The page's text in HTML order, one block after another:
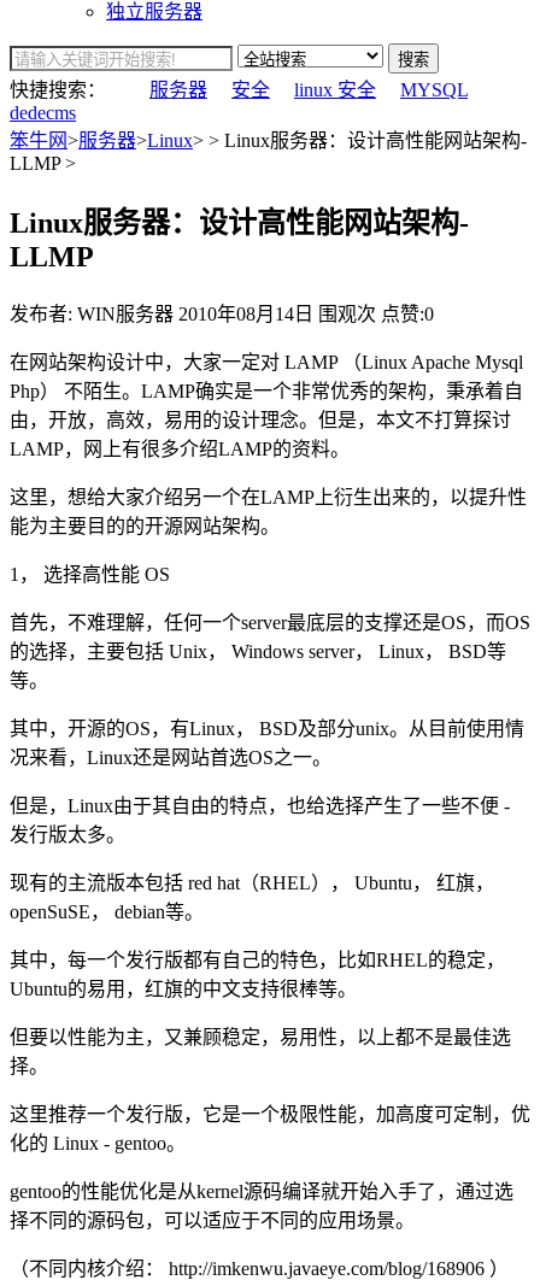
独立服务器
搜索
快捷搜索： 服务器 安全 linux 安全
MYSQL
dedecms
笨牛网>服务器>Linux> > Linux服务器：设计高性能网站架构-
LLMP >
Linux服务器：设计高性能网站架构-
LLMP
发布者: WIN服务器 2010年08月14日 围观次 点赞:0
在网站架构设计中，大家一定对 LAMP （Linux Apache Mysql
Php） 不陌生。LAMP确实是一个非常优秀的架构，秉承着自
由，开放，高效，易用的设计理念。但是，本文不打算探讨
LAMP，网上有很多介绍LAMP的资料。
这里，想给大家介绍另一个在LAMP上衍生出来的，以提升性
能为主要目的的开源网站架构。
1， 选择高性能 OS
首先，不难理解，任何一个server最底层的支撑还是OS，而OS
的选择，主要包括 Unix， Windows server， Linux， BSD等
等。
其中，开源的OS，有Linux， BSD及部分unix。从目前使用情
况来看，Linux还是网站首选OS之一。
但是，Linux由于其自由的特点，也给选择产生了一些不便 -
发行版太多。
现有的主流版本包括 red hat（RHEL）， Ubuntu， 红旗，
openSuSE， debian等。
其中，每一个发行版都有自己的特色，比如RHEL的稳定，
Ubuntu的易用，红旗的中文支持很棒等。
但要以性能为主，又兼顾稳定，易用性，以上都不是最佳选
择。
这里推荐一个发行版，它是一个极限性能，加高度可定制，优
化的 Linux - gentoo。
gentoo的性能优化是从kernel源码编译就开始入手了，通过选
择不同的源码包，可以适应于不同的应用场景。
（不同内核介绍： http://imkenwu.javaeye.com/blog/168906 ）